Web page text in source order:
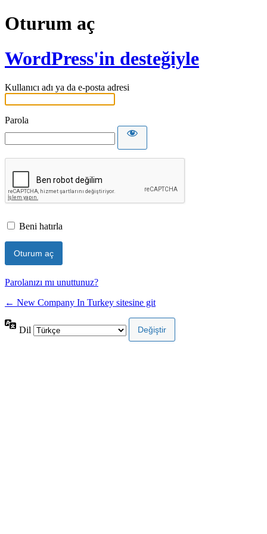
Oturum aç
WordPress'in desteğiyle
Kullanıcı adı ya da e-posta adresi
Parola
Beni hatırla
Parolanızı mı unuttunuz?
← New Company In Turkey sitesine git
Dil